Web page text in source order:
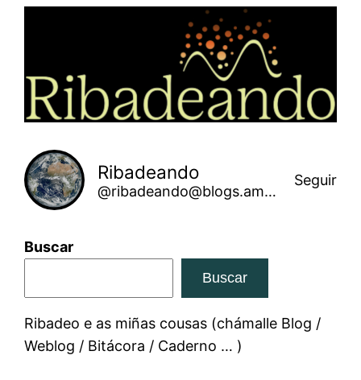
Ribadeando
@ribadeando@blogs.amarinha.gal
Seguir
Buscar
Buscar
Ribadeo e as miñas cousas (chámalle Blog /
Weblog / Bitácora / Caderno … )